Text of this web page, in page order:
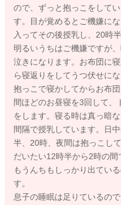
ので、ずっと抱っこをして
す。目が覚めるとご機嫌に
入ってその後授乳し、20時
明るいうちはご機嫌ですが
泣きになります。お布団に
ら寝返りをしてうつ伏せに
抱っこで寝かしてからお布
間ほどのお昼寝を3回して
をします。寝る時は真っ暗
間隔で授乳しています。日
半、20時、夜間は抱っこし
だいたい12時半から2時の
もうんちもしっかり出てい
す。
息子の睡眠は足りているの